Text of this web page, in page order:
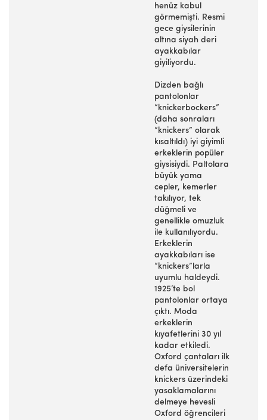
henüz kabul
görmemişti. Resmi
gece giysilerinin
altına siyah deri
ayakkabılar
giyiliyordu.
Dizden bağlı
pantolonlar
“knickerbockers”
(daha sonraları
“knickers” olarak
kısaltıldı) iyi giyimli
erkeklerin popüler
giysisiydi. Paltolara
büyük yama
cepler, kemerler
takılıyor, tek
düğmeli ve
genellikle omuzluk
ile kullanılıyordu.
Erkeklerin
ayakkabıları ise
“knickers”larla
uyumlu haldeydi.
1925’te bol
pantolonlar ortaya
çıktı. Moda
erkeklerin
kıyafetlerini 30 yıl
kadar etkiledi.
Oxford çantaları ilk
defa üniversitelerin
knickers üzerindeki
yasaklamalarını
delmeye hevesli
Oxford öğrencileri